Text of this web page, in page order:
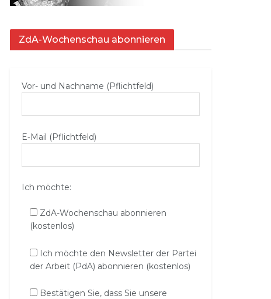
ZdA-Wochenschau abonnieren
Vor- und Nachname (Pflichtfeld)
E‑Mail (Pflichtfeld)
Ich möchte:
ZdA-Wochenschau abonnieren
(kostenlos)
Ich möchte den Newsletter der Partei
der Arbeit (PdA) abonnieren (kostenlos)
Bestätigen Sie, dass Sie unsere